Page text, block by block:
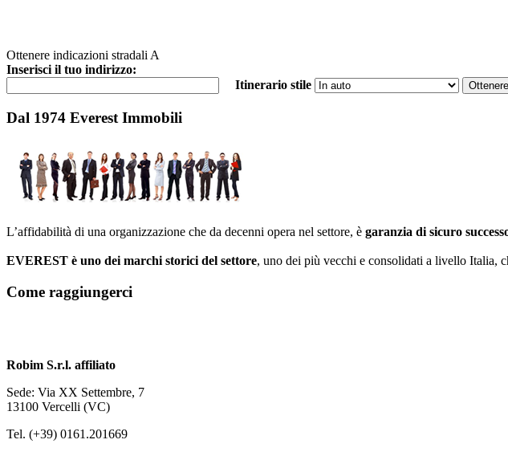
Ottenere indicazioni stradali A
Inserisci il tuo indirizzo:
Itinerario stile
Dal 1974 Everest Immobili
L’affidabilità di una organizzazione che da decenni opera nel settore, è garanzia di sicuro
EVEREST è uno dei marchi storici del settore, uno dei più vecchi e consolidati a livello Italia,
Come raggiungerci
Robim S.r.l. affiliato
Sede: Via XX Settembre, 7
13100 Vercelli (VC)
Tel. (+39) 0161.201669